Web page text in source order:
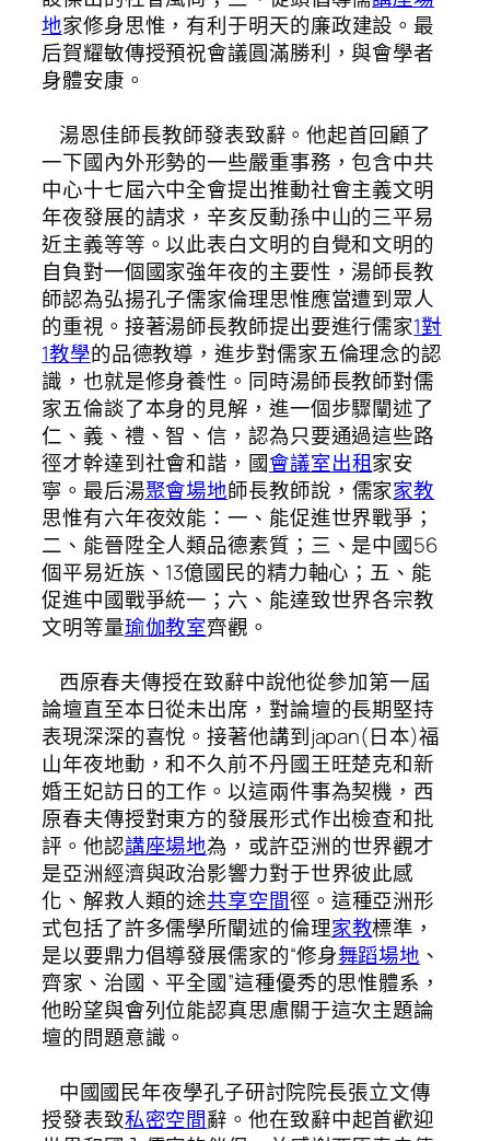
地家修身思惟，有利于明天的廉政建設。最
后賀耀敏傳授預祝會議圓滿勝利，與會學者
身體安康。
湯恩佳師長教師發表致辭。他起首回顧了
一下國內外形勢的一些嚴重事務，包含中共
中心十七屆六中全會提出推動社會主義文明
年夜發展的請求，辛亥反動孫中山的三平易
近主義等等。以此表白文明的自覺和文明的
自負對一個國家強年夜的主要性，湯師長教
師認為弘揚孔子儒家倫理思惟應當遭到眾人
的重視。接著湯師長教師提出要進行儒家1對
1教學的品德教導，進步對儒家五倫理念的認
識，也就是修身養性。同時湯師長教師對儒
家五倫談了本身的見解，進一個步驟闡述了
仁、義、禮、智、信，認為只要通過這些路
徑才幹達到社會和諧，國會議室出租家安
寧。最后湯聚會場地師長教師說，儒家家教
思惟有六年夜效能：一、能促進世界戰爭；
二、能晉陞全人類品德素質；三、是中國56
個平易近族、13億國民的精力軸心；五、能
促進中國戰爭統一；六、能達致世界各宗教
文明等量瑜伽教室齊觀。
西原春夫傳授在致辭中說他從參加第一屆
論壇直至本日從未出席，對論壇的長期堅持
表現深深的喜悅。接著他講到japan(日本)福
山年夜地動，和不久前不丹國王旺楚克和新
婚王妃訪日的工作。以這兩件事為契機，西
原春夫傳授對東方的發展形式作出檢查和批
評。他認講座場地為，或許亞洲的世界觀才
是亞洲經濟與政治影響力對于世界彼此感
化、解救人類的途共享空間徑。這種亞洲形
式包括了許多儒學所闡述的倫理家教標準，
是以要鼎力倡導發展儒家的“修身舞蹈場地 、
齊家、治國、平全國”這種優秀的思惟體系，
他盼望與會列位能認真思慮關于這次主題論
壇的問題意識。
中國國民年夜學孔子研討院院長張立文傳
授發表致私密空間辭。他在致辭中起首歡迎